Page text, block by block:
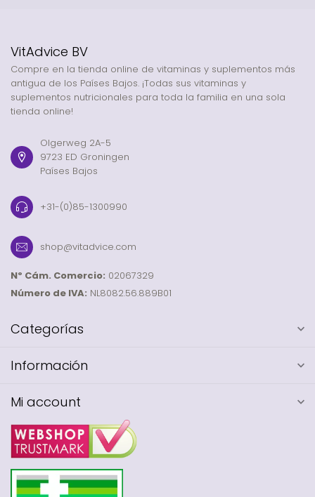
VitAdvice BV
Compre en la tienda online de vitaminas y suplementos más
antigua de los Países Bajos. ¡Todas sus vitaminas y
suplementos nutricionales para toda la familia en una sola
tienda online!
Olgerweg 2A-5
9723 ED Groningen
Países Bajos
+31-(0)85-1300990
shop@vitadvice.com
Nº Cám. Comercio: 02067329
Número de IVA: NL8082.56.889B01
Categorías
Información
Mi account